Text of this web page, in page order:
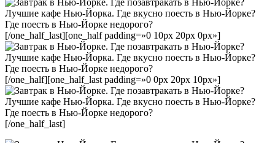
[/one_half_last][one_half padding=»0 10px 20px 0px»]
[/one_half][one_half_last padding=»0 0px 20px 10px»]
[/one_half_last]